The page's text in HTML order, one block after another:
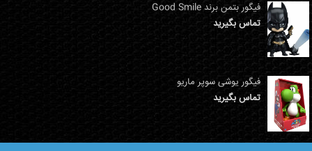
فیگور بتمن برند Good Smile
تماس بگیرید
فیگور یوشی سوپر ماریو
تماس بگیرید